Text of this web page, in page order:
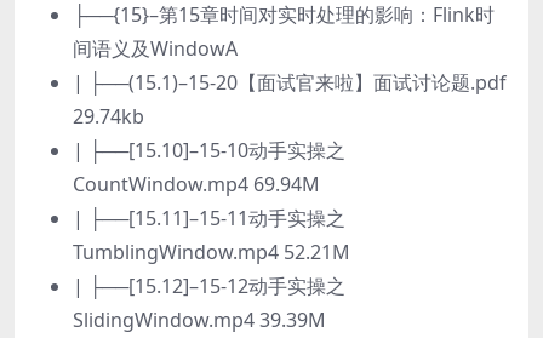
├──{15}–第15章时间对实时处理的影响：Flink时
间语义及WindowA
| ├──(15.1)–15-20【面试官来啦】面试讨论题.pdf
29.74kb
| ├──[15.10]–15-10动手实操之
CountWindow.mp4 69.94M
| ├──[15.11]–15-11动手实操之
TumblingWindow.mp4 52.21M
| ├──[15.12]–15-12动手实操之
SlidingWindow.mp4 39.39M